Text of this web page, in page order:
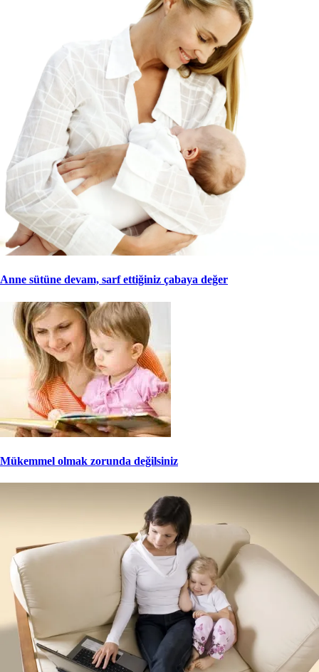
Anne sütüne devam, sarf ettiğiniz çabaya değer
Mükemmel olmak zorunda değilsiniz